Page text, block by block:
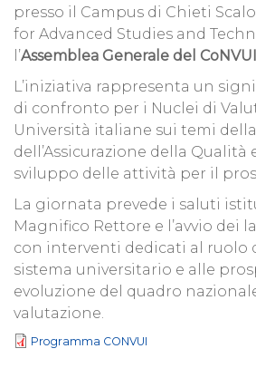
presso il Campus di Chieti Scalo
for Advanced Studies and
l’Assemblea Generale del CoNVUI
L’iniziativa rappresenta un
di confronto per i Nuclei di
Università italiane sui temi
dell’Assicurazione della Qualità
sviluppo delle attività per il
La giornata prevede i saluti
Magnifico Rettore e l’avvio dei
con interventi dedicati al ruolo
sistema universitario e alle
evoluzione del quadro
valutazione.
Programma CONVUI